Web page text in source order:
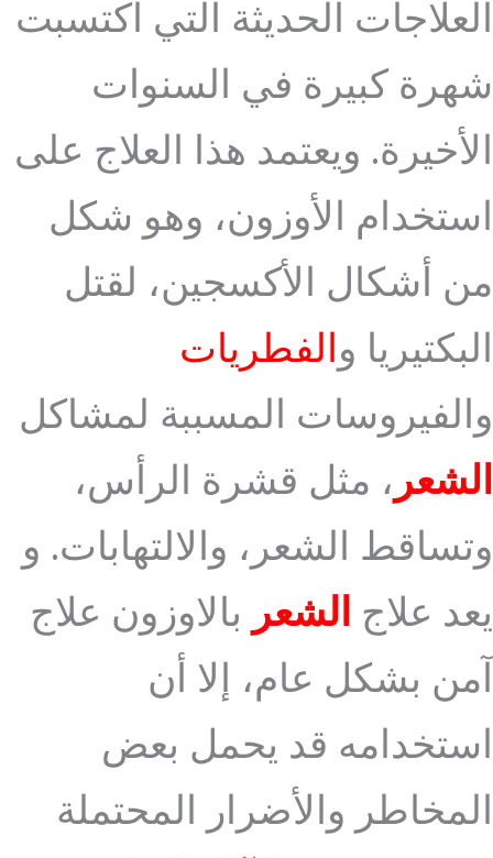
العلاجات الحديثة التي اكتسبت
شهرة كبيرة في السنوات
الأخيرة. ويعتمد هذا العلاج على
استخدام الأوزون، وهو شكل
من أشكال الأكسجين، لقتل
البكتيريا والفطريات
والفيروسات المسببة لمشاكل
الشعر ، مثل قشرة الرأس،
وتساقط الشعر، والالتهابات. و
يعد علاج الشعر بالاوزون علاج
آمن بشكل عام، إلا أن
استخدامه قد يحمل بعض
المخاطر والأضرار المحتملة